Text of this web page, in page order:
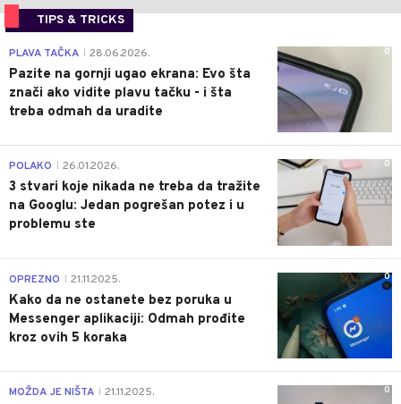
TIPS & TRICKS
0
PLAVA TAČKA 28.06.2026.
Pazite na gornji ugao ekrana: Evo šta
znači ako vidite plavu tačku - i šta
treba odmah da uradite
0
POLAKO 26.01.2026.
3 stvari koje nikada ne treba da tražite
na Googlu: Jedan pogrešan potez i u
problemu ste
0
OPREZNO 21.11.2025.
Kako da ne ostanete bez poruka u
Messenger aplikaciji: Odmah prođite
kroz ovih 5 koraka
0
MOŽDA JE NIŠTA 21.11.2025.